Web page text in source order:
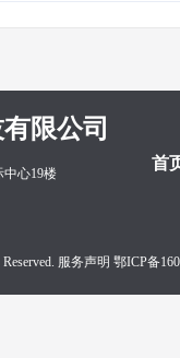
限公司
首
中心19楼
服务声明 鄂ICP备